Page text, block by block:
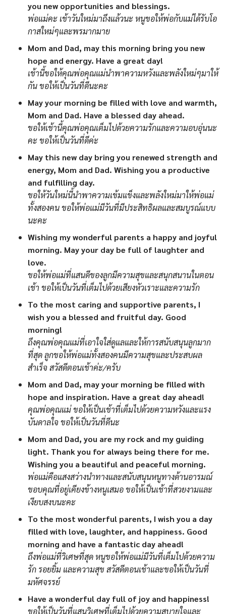
you new opportunities and blessings.
พ่อแม่คะ เช้าวันใหม่มาถึงแล้วนะ หนูขอให้พ่อกับแม่ได้รับโอ
กาสใหม่ๆและพรมากมาย
Mom and Dad, may this morning bring you new
hope and energy. Have a great day!
เช้านี้ขอให้คุณพ่อคุณแม่นำพาความหวังและพลังใหม่ๆมาให้
กัน ขอให้เป็นวันที่ดีนะคะ
May your morning be filled with love and warmth,
Mom and Dad. Have a blessed day ahead.
ขอให้เช้านี้คุณพ่อคุณเต็มไปด้วยความรักและความอบอุ่นนะ
คะ ขอให้เป็นวันที่ดีค่ะ
May this new day bring you renewed strength and
energy, Mom and Dad. Wishing you a productive
and fulfilling day.
ขอให้วันใหม่นี้นำพาความเข้มแข็งและพลังใหม่มาให้พ่อแม่
ทั้งสองคน ขอให้พ่อแม่มีวันที่มีประสิทธิผลและสมบูรณ์แบบ
นะคะ
Wishing my wonderful parents a happy and joyful
morning. May your day be full of laughter and
love.
ขอให้พ่อแม่ที่แสนดีของลูกมีความสุขและสนุกสนานในตอน
เช้า ขอให้เป็นวันที่เต็มไปด้วยเสียงหัวเราะและความรัก
To the most caring and supportive parents, I
wish you a blessed and fruitful day. Good
morning!
ถึงคุณพ่อคุณแม่ที่เอาใจใส่ดูแลและให้การสนับสนุนลูกมาก
ที่สุด ลูกขอให้พ่อแม่ทั้งสองคนมีความสุขและประสบผล
สำเร็จ สวัสดีตอนเช้าค่ะ/ครับ
Mom and Dad, may your morning be filled with
hope and inspiration. Have a great day ahead!
คุณพ่อคุณแม่ ขอให้เป็นเช้าที่เต็มไปด้วยความหวังและแรง
บันดาลใจ ขอให้เป็นวันที่ดีนะ
Mom and Dad, you are my rock and my guiding
light. Thank you for always being there for me.
Wishing you a beautiful and peaceful morning.
พ่อแม่คือแสงสว่างนำทางและสนับสนุนหนูทางด้านอารมณ์
ขอบคุณที่อยู่เคียงข้างหนูเสมอ ขอให้เป็นเช้าที่สวยงามและ
เงียบสงบนะคะ
To the most wonderful parents, I wish you a day
filled with love, laughter, and happiness. Good
morning and have a fantastic day ahead!
ถึงพ่อแม่ที่วิเศษที่สุด หนูขอให้พ่อแม่มีวันที่เต็มไปด้วยความ
รัก รอยยิ้ม และความสุข สวัสดีตอนเช้าและขอให้เป็นวันที่
มหัศจรรย์
Have a wonderful day full of joy and happiness!
ขอให้เป็นวันที่แสนวิเศษที่เต็มไปด้วยความสบายใจและ